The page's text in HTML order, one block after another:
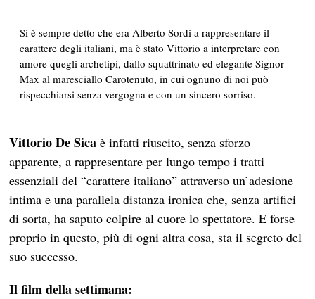
Si è sempre detto che era Alberto Sordi a rappresentare il
carattere degli italiani, ma è stato Vittorio a interpretare con
amore quegli archetipi, dallo squattrinato ed elegante Signor
Max al maresciallo Carotenuto, in cui ognuno di noi può
rispecchiarsi senza vergogna e con un sincero sorriso.
Vittorio De Sica è infatti riuscito, senza sforzo
apparente, a rappresentare per lungo tempo i tratti
essenziali del “carattere italiano” attraverso un’adesione
intima e una parallela distanza ironica che, senza artifici
di sorta, ha saputo colpire al cuore lo spettatore. E forse
proprio in questo, più di ogni altra cosa, sta il segreto del
suo successo.
Il film della settimana: